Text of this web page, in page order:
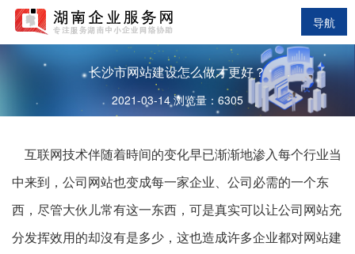
导航
长沙市网站建设怎么做才更好？
2021-03-14 浏览量：6305
互联网技术伴随着時间的变化早已渐渐地渗入每个行业当
中来到，公司网站也变成每一家企业、公司必需的一个东
西，尽管大伙儿常有这一东西，可是真实可以让公司网站充
分发挥效用的却沒有是多少，这也造成许多企业都对网站建